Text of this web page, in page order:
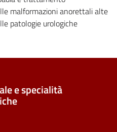
malformazioni anorettali alte
patologie urologiche
e specialità